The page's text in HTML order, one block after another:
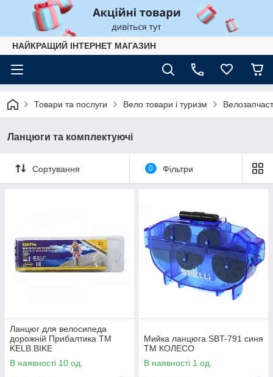
НАЙКРАЩИЙ ІНТЕРНЕТ МАГАЗИН
Товари та послуги Вело товари і туризм
Ланцюги та комплектуючі
Сортування 0 Фільтри
Ланцюг для велосипеда
дорожній Прибалтика ТМ
KELB.BIKE
В наявності 10 од.
Мийка ланцюга SBT-791 синя
ТМ КОЛЕСО
В наявності 1 од.